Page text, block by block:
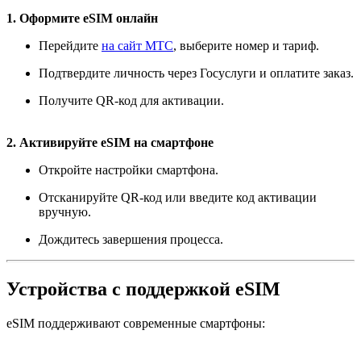
1. Оформите eSIM онлайн
Перейдите на сайт МТС, выберите номер и тариф.
Подтвердите личность через Госуслуги и оплатите заказ.
Получите QR-код для активации.
2. Активируйте eSIM на смартфоне
Откройте настройки смартфона.
Отсканируйте QR-код или введите код активации
вручную.
Дождитесь завершения процесса.
Устройства с поддержкой eSIM
eSIM поддерживают современные смартфоны: